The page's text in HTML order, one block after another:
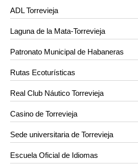
ADL Torrevieja
Laguna de la Mata-Torrevieja
Patronato Municipal de Habaneras
Rutas Ecoturísticas
Real Club Náutico Torrevieja
Casino de Torrevieja
Sede universitaria de Torrevieja
Escuela Oficial de Idiomas